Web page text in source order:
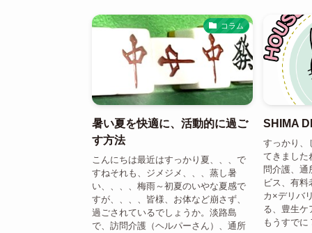
コラム
暑い夏を快適に、活動的に過ご
す方法
こんにちは最近はすっかり夏、、、で
すねそれも、ジメジメ、、、蒸し暑
い、、、、梅雨～初夏のいやな夏感で
すが、、、、皆様、お体など崩さず、
過ごされているでしょうか。淡路島
で、訪問介護（ヘルパーさん）、通所
SHIMA
すっかり、
てきました
問介護、通
ビス、有料
カ×デリバ
る、豊生ケ
もうすで